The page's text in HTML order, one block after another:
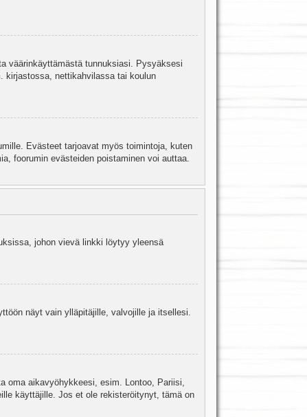
väärinkäyttämästä tunnuksiasi. Pysyäksesi
kirjastossa, nettikahvilassa tai koulun
Evästeet tarjoavat myös toimintoja, kuten
foorumin evästeiden poistaminen voi auttaa.
johon vievä linkki löytyy yleensä
näyt vain ylläpitäjille, valvojille ja itsellesi.
aikavyöhykkeesi, esim. Lontoo, Pariisi,
käyttäjille. Jos et ole rekisteröitynyt, tämä on